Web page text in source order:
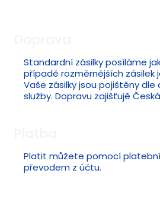
Standardní zásilky posíláme
případě rozměrnějších zásilek
Vaše zásilky jsou pojištěny dle
služby. Dopravu zajišťujě
Platit můžete pomocí
převodem z účtu.